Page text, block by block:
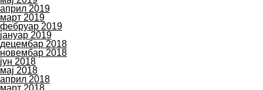
април 2019
март 2019
фебруар 2019
јануар 2019
децембар 2018
новембар 2018
јун 2018
мај 2018
април 2018